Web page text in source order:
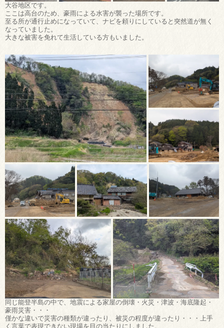
大谷地区です。
ここは高台のため、豪雨による水害が襲った場所です。
至る所が通行止めになっていて、ナビを頼りにしていると突然道が無く
なっていました。
大きな被害を免れて生活している方もいました。
同じ能登半島の中で、地震による家屋の倒壊・火災・津波・海底隆起・
豪雨災害・・・
僅かな違いで災害の種類が違ったり、被災の程度が違ったり・・・上手
く言葉で表現できない現場を目の当たりにしました。